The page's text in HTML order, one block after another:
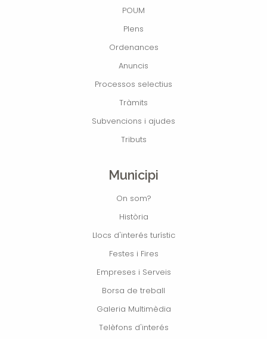
POUM
Plens
Ordenances
Anuncis
Processos selectius
Tràmits
Subvencions i ajudes
Tributs
Municipi
On som?
Història
Llocs d'interés turístic
Festes i Fires
Empreses i Serveis
Borsa de treball
Galeria Multimèdia
Telèfons d'interés